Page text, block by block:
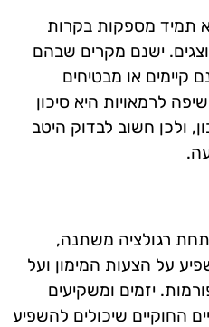
תמיד מספקות בקרות
ישנם מקרים שבהם
קיימים או מבטיחים
לרמאויות היא סיכון
ולכן חשוב לבדוק היטב
תחת רגולציה משתנה,
על הצעות המימון ועל
יזמים ומשקיעים
החוקיים שיכולים להשפיע